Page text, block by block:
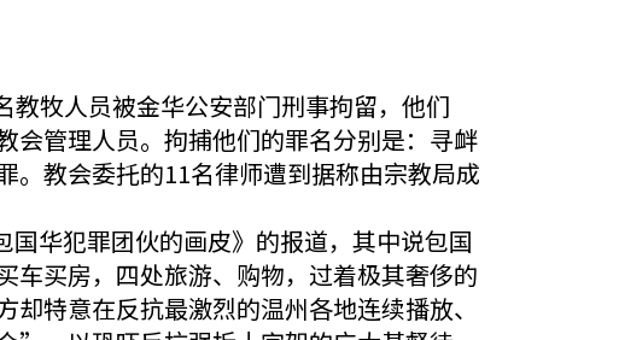
牧人员被金华公安部门刑事拘留，他们
会管理人员。拘捕他们的罪名分别是：寻衅
。教会委托的11名律师遭到据称由宗教局成
华犯罪团伙的画皮》的报道，其中说包国
车买房，四处旅游、购物，过着极其奢侈的
特意在反抗最激烈的温州各地连续播放、